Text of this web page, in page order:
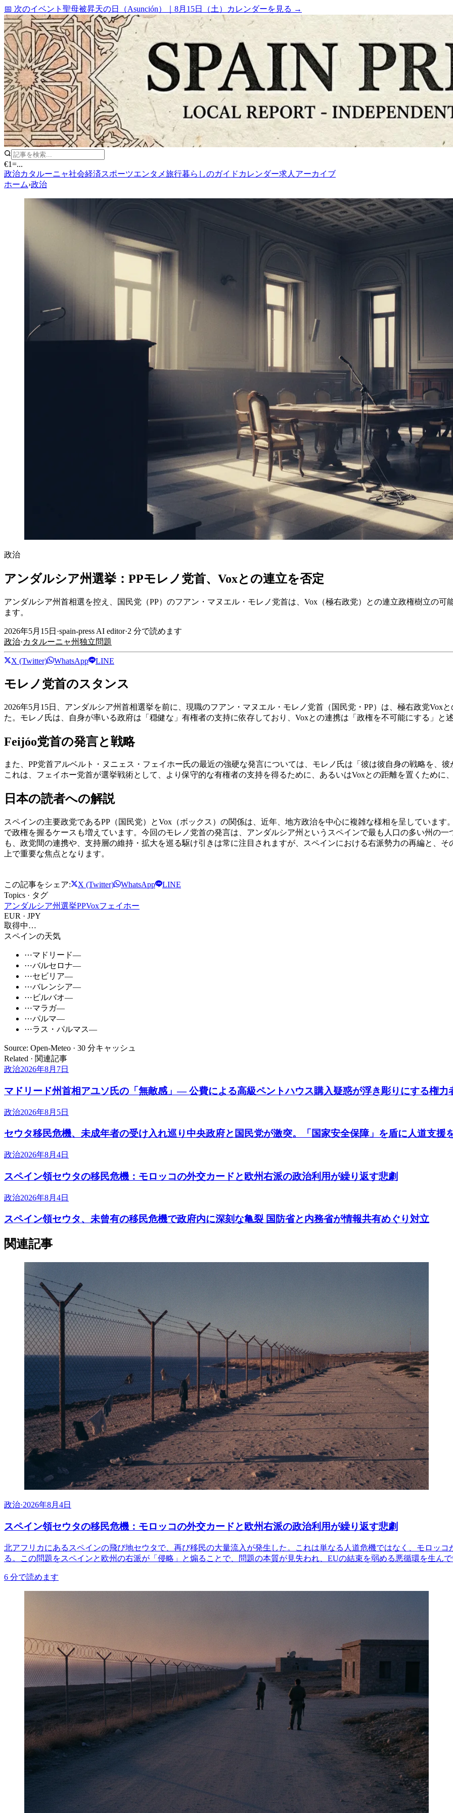
📅 次のイベント 聖母被昇天の日（Asunción） 8月15日（土） カレンダーを見る →
€1=...
政治カタルーニャ社会経済スポーツエンタメ旅行暮らしのガイド カレンダー求人 アーカイブ
ホーム›政治
政治
アンダルシア州選挙：PPモレノ党首、Voxとの連立を否定
アンダルシア州首相選を控え、国民党（PP）のフアン・マヌエル・モレノ党首は、Vox（極右政党）との連立政権樹立の
ます。
2026年5月15日 ·spain-press AI editor·2 分で読めます
政治·カタルーニャ州独立問題
X (Twitter) WhatsApp LINE
モレノ党首のスタンス
2026年5月15日、アンダルシア州首相選挙を前に、現職のフアン・マヌエル・モレノ党首（国民党・PP）は、極右政党Vox
た。モレノ氏は、自身が率いる政府は「穏健な」有権者の支持に依存しており、Voxとの連携は「政権を不可能にする」と
Feijóo党首の発言と戦略
また、PP党首アルベルト・ヌニェス・フェイホー氏の最近の強硬な発言については、モレノ氏は「彼は彼自身の戦略を、
これは、フェイホー党首が選挙戦術として、より保守的な有権者の支持を得るために、あるいはVoxとの距離を置くために
日本の読者への解説
スペインの主要政党であるPP（国民党）とVox（ボックス）の関係は、近年、地方政治を中心に複雑な様相を呈していま
で政権を握るケースも増えています。今回のモレノ党首の発言は、アンダルシア州というスペインで最も人口の多い州の
も、政党間の連携や、支持層の維持・拡大を巡る駆け引きは常に注目されますが、スペインにおける右派勢力の再編と、
上で重要な焦点となります。
この記事をシェア: X (Twitter) WhatsApp
LINE
Topics · タグ
アンダルシア州選挙PPVoxフェイホー
EUR · JPY
取得中…
スペインの天気
⋯マドリード—
⋯バルセロナ—
⋯セビリア—
⋯バレンシア—
⋯ ビルバオ—
⋯マラガ—
⋯パルマ—
⋯ラス・パルマス—
Source: Open-Meteo · 30 分キャッシュ
Related · 関連記事
政治2026年8月7日
マドリード州首相アユソ氏の「無敵感」— 公費による高級ペントハウス購入疑惑が浮き彫りにする権力
政治2026年8月5日
セウタ移民危機、未成年者の受け入れ巡り中央政府と国民党が激突。「国家安全保障」を盾に人道支援
政治2026年8月4日
スペイン領セウタの移民危機：モロッコの外交カードと欧州右派の政治利用が繰り返す悲劇
政治2026年8月4日
スペイン領セウタ、未曾有の移民危機で政府内に深刻な亀裂 国防省と内務省が情報共有めぐり対立
関連記事
政治·2026年8月4日
スペイン領セウタの移民危機：モロッコの外交カードと欧州右派の政治利用が繰り返す悲劇
北アフリカにあるスペインの飛び地セウタで、再び移民の大量流入が発生した。これは単なる人道危機ではなく、モロッ
る。この問題をスペインと欧州の右派が「侵略」と煽ることで、問題の本質が見失われ、EUの結束を弱める悪循環を生ん
6 分で読めます